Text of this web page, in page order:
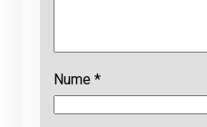
Nume *